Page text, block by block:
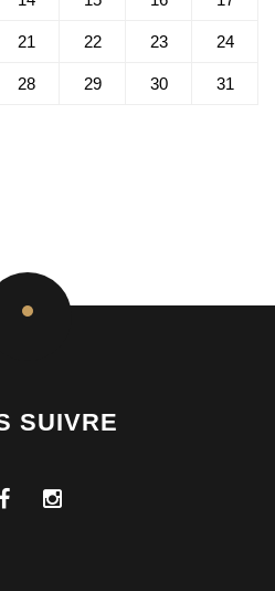
21 22 23 24
28 29 30 31
SUIVRE